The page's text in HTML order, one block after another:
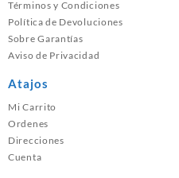
Términos y Condiciones
Política de Devoluciones
Sobre Garantías
Aviso de Privacidad
Atajos
Mi Carrito
Ordenes
Direcciones
Cuenta